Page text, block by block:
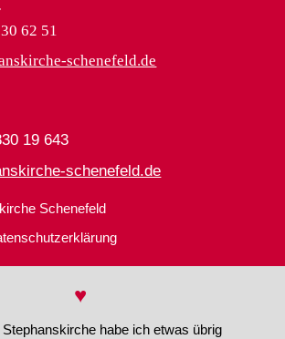
62 51
schenefeld.de
19 643
schenefeld.de
Schenefeld
♥
habe ich etwas übrig